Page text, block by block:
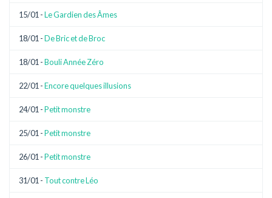
15/01 -Le Gardien des Âmes
18/01 -De Bric et de Broc
18/01 -Bouli Année Zéro
22/01 -Encore quelques illusions
24/01 -Petit monstre
25/01 -Petit monstre
26/01 -Petit monstre
31/01 - Tout contre Léo